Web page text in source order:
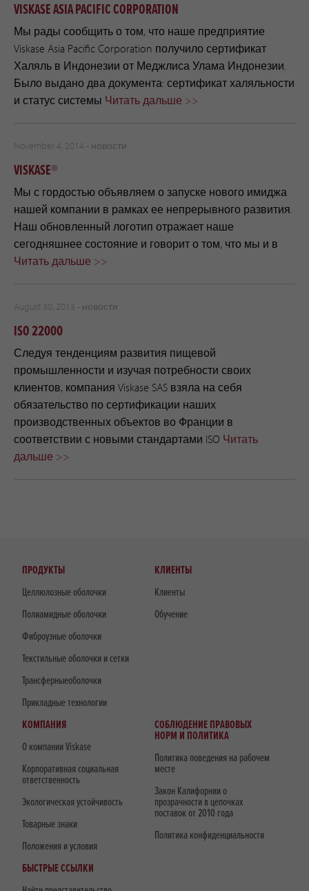
VISKASE ASIA PACIFIC CORPORATION
Мы рады сообщить о том, что наше предприятие
Viskase Asia Pacific Corporation получило сертификат
Халяль в Индонезии от Меджлиса Улама Индонезии.
Было выдано два документа: сертификат халяльности
и статус системы Читать дальше >>
November 4, 2014 - новости
VISKASE®
Мы с гордостью объявляем о запуске нового имиджа
нашей компании в рамках ее непрерывного развития.
Наш обновленный логотип отражает наше
сегодняшнее состояние и говорит о том, что мы и в
Читать дальше >>
August 30, 2013 - новости
ISO 22000
Следуя тенденциям развития пищевой
промышленности и изучая потребности своих
клиентов, компания Viskase SAS взяла на себя
обязательство по сертификации наших
производственных объектов во Франции в
соответствии с новыми стандартами ISO Читать
дальше >>
ПРОДУКТЫ
Целлюлозные оболочки
Полиамидные оболочки
Фиброузные оболочки
Текстильные оболочки и сетки
Трансферныеоболочки
Прикладные технологии
КЛИЕНТЫ
Клиенты
Обучение
КОМПАНИЯ
О компании Viskase
Корпоративная социальная
ответственность
Экологическая устойчивость
Товарные знаки
Положения и условия
СОБЛЮДЕНИЕ ПРАВОВЫХ
НОРМ И ПОЛИТИКА
Политика поведения на рабочем
месте
Закон Калифорнии о
прозрачности в цепочках
поставок от 2010 года
Политика конфиденциальности
БЫСТРЫЕ ССЫЛКИ